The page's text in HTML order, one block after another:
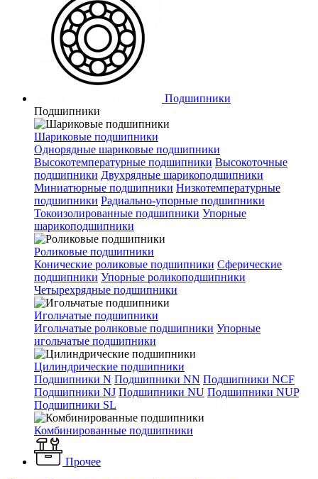
Подшипники
Подшипники
Шариковые подшипники
Однорядные шариковые подшипники
Высокотемпературные подшипники Высокоточные
подшипники Двухрядные шарикоподшипники
Миниатюрные подшипники Низкотемпературные
подшипники Радиально-упорные подшипники
Токоизолированные подшипники Упорные
шарикоподшипники
Роликовые подшипники
Конические роликовые подшипники Сферические
подшипники Упорные роликоподшипники
Четырехрядные подшипники
Игольчатые подшипники
Игольчатые роликовые подшипники Упорные
игольчатые подшипники
Цилиндрические подшипники
Подшипники N Подшипники NN Подшипники NCF
Подшипники NJ Подшипники NU Подшипники NUP
Подшипники SL
Комбинированные подшипники
Прочее